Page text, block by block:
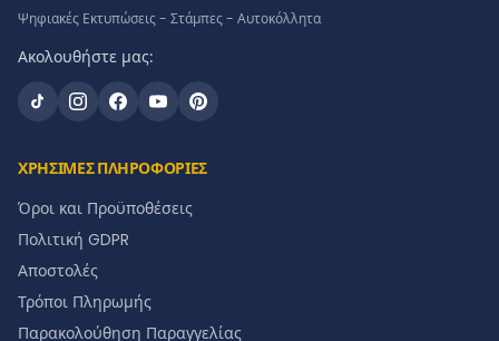
Ψηφιακές Εκτυπώσεις - Στάμπες - Αυτοκόλλητα
Ακολουθήστε μας:
ΧΡΗΣΙΜΕΣ ΠΛΗΡΟΦΟΡΙΕΣ
Όροι και Προϋποθέσεις
Πολιτική GDPR
Αποστολές
Τρόποι Πληρωμής
Παρακολούθηση Παραγγελίας